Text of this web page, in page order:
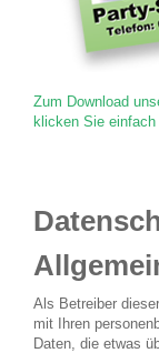
Zum Download
klicken Sie
Als Betreiber
mit Ihren
Daten, die etwas